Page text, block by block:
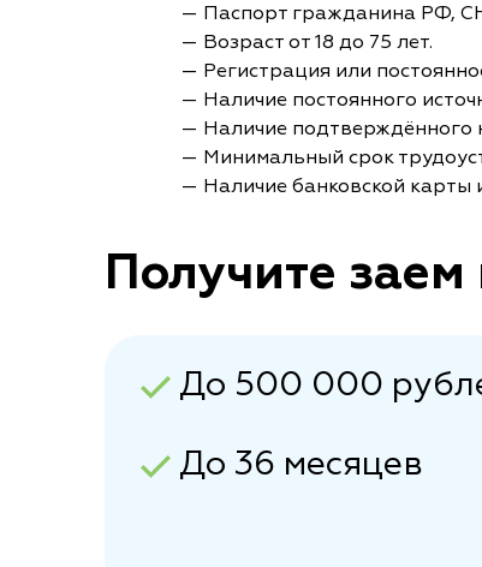
— Паспорт гражданина РФ,
— Возраст от 18 до 75 лет.
— Регистрация или
— Наличие постоянного
— Наличие подтверждённого
— Минимальный срок
— Наличие банковской карты
Получите заем
До 500 000
До 36 месяцев